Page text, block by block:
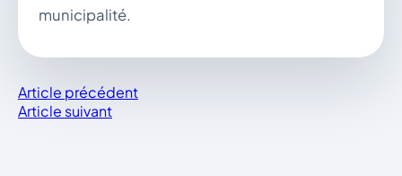
municipalité.
Article précédent
Article suivant